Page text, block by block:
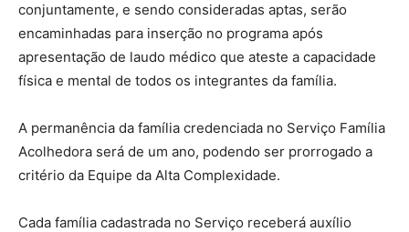
conjuntamente, e sendo consideradas aptas, serão
encaminhadas para inserção no programa após
apresentação de laudo médico que ateste a capacidade
física e mental de todos os integrantes da família.
A permanência da família credenciada no Serviço Família
Acolhedora será de um ano, podendo ser prorrogado a
critério da Equipe da Alta Complexidade.
Cada família cadastrada no Serviço receberá auxílio